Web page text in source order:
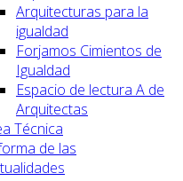
Arquitecturas para la
igualdad
Forjamos Cimientos de
Igualdad
Espacio de lectura A de
Arquitectas
Técnica
de las